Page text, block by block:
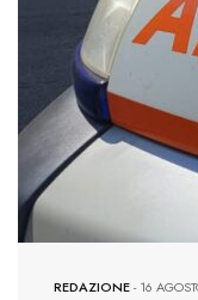
REDAZIONE-16